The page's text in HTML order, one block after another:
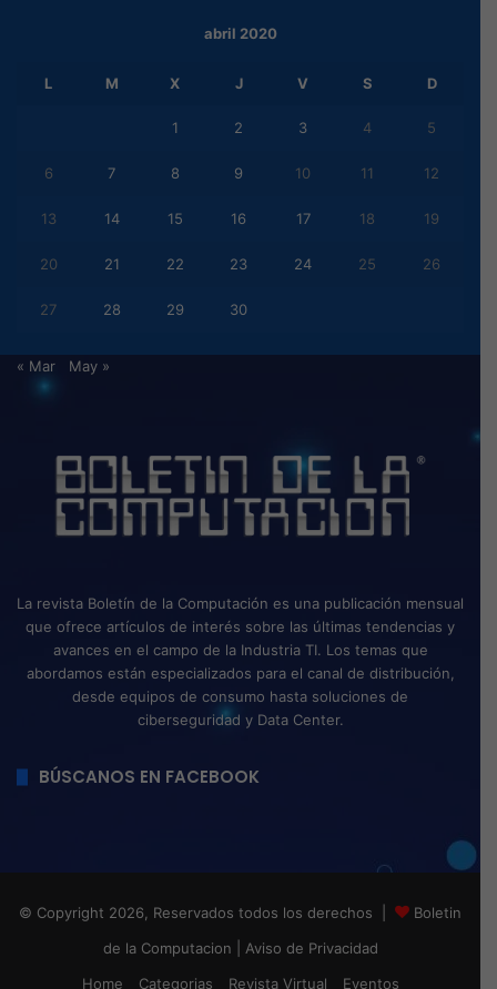
abril 2020
L M X J V S D
1 2 3 4 5
6 7 8 9 10 11 12
13 14 15 16 17 18 19
20 21 22 23 24 25 26
27 28 29 30
« Mar May »
La revista Boletín de la Computación es una publicación mensual
que ofrece artículos de interés sobre las últimas tendencias y
avances en el campo de la Industria TI. Los temas que
abordamos están especializados para el canal de distribución,
desde equipos de consumo hasta soluciones de
ciberseguridad y Data Center.
BÚSCANOS EN FACEBOOK
© Copyright 2026, Reservados todos los derechos |
Boletin
de la Computacion
Aviso de Privacidad
Home
Categorias Revista Virtual Eventos